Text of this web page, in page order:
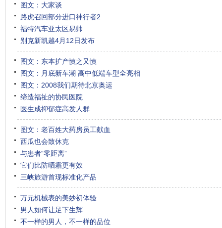
图文：大家谈
路虎召回部分进口神行者2
福特汽车亚太区易帅
别克新凯越4月12日发布
图文：东本扩产慎之又慎
图文：月底新车潮 高中低端车型全亮相
图文：2008我们期待北京奥运
缔造福祉的协民医院
医生成抑郁症高发人群
图文：老百姓大药房员工献血
西瓜也会致休克
与患者“零距离”
它们比防晒霜更有效
三峡旅游首现标准化产品
万元机械表的美妙初体验
男人如何让足下生辉
不一样的男人，不一样的品位